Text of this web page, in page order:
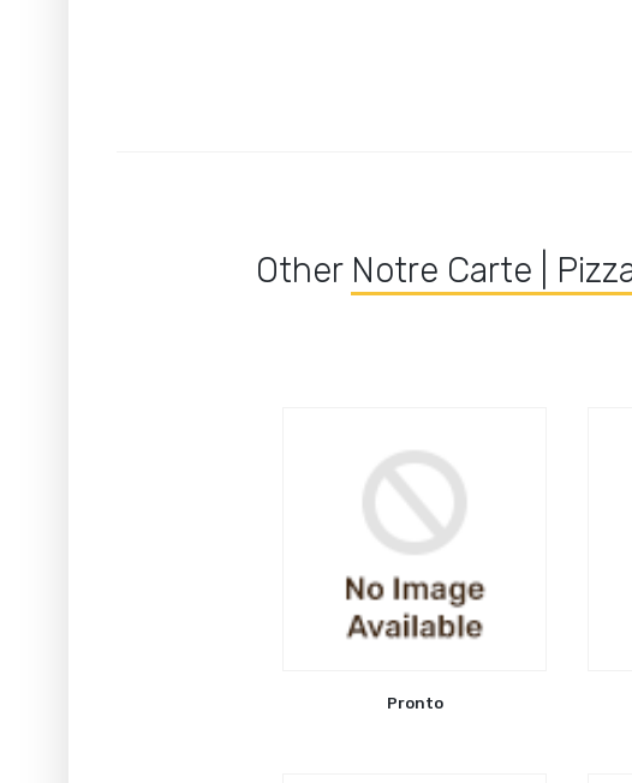
Other Notre Carte |
Pronto